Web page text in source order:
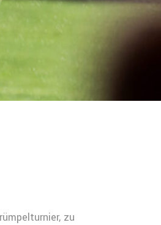
zu